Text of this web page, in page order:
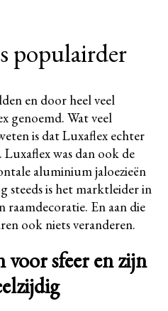
populairder
en door heel veel
genoemd. Wat veel
is dat Luxaflex echter
was dan ook de
aluminium jaloezieën
steeds is het marktleider in
raamdecoratie. En aan die
ook niets veranderen.
voor sfeer en zijn